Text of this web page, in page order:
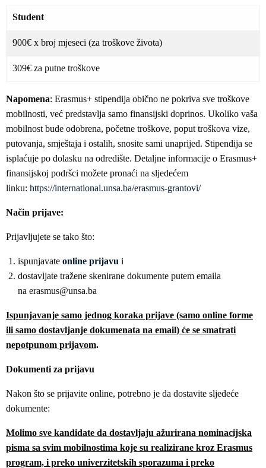
Student
900€ x broj mjeseci (za troškove života)
309€ za putne troškove
Napomena: Erasmus+ stipendija obično ne pokriva sve troškove
mobilnosti, već predstavlja samo finansijski doprinos. Ukoliko vaša
mobilnost bude odobrena, početne troškove, poput troškova vize,
putovanja, smještaja i ostalih, snosite sami unaprijed. Stipendija se
isplaćuje po dolasku na odredište. Detaljne informacije o Erasmus+
finansijskoj podršci možete pronaći na sljedećem
linku: https://international.unsa.ba/erasmus-grantovi/
Način prijave:
Prijavljujete se tako što:
ispunjavate online prijavu i
dostavljate tražene skenirane dokumente putem emaila
na erasmus@unsa.ba
Ispunjavanje samo jednog koraka prijave (samo online forme
ili samo dostavljanje dokumenata na email) će se smatrati
nepotpunom prijavom.
Dokumenti za prijavu
Nakon što se prijavite online, potrebno je da dostavite sljedeće
dokumente:
Molimo sve kandidate da dostavljaju ažurirana nominacijska
pisma sa svim mobilnostima koje su realizirane kroz Erasmus
program, i preko univerzitetskih sporazuma i preko